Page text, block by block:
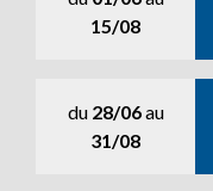
15/08
du 28/06au
31/08